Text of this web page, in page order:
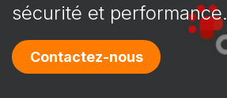
sécurité et performance.
Contactez-nous